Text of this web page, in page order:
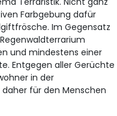
Farbgebung dafür
Im Gegensatz
und mindestens einer
Entgegen aller Gerüchte
in der
für den Menschen